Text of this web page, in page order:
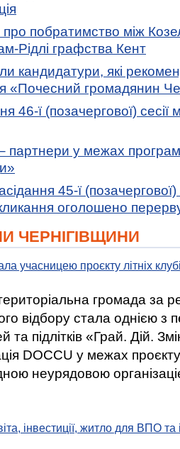
про побратимство між
Рідлі графства Кент
кандидатури, які
«Почесний громадянин
46-ї (позачергової) сесії
у межах
45-ї (позачергової)
оголошено
ЧЕРНІГІВЩИНИ
учасницею проєкту літніх
територіальна громада за
відбору стала однією
та підлітків «Грай. Дій.
DOCCU у межах
неурядовою
інвестиції, житло для ВПО